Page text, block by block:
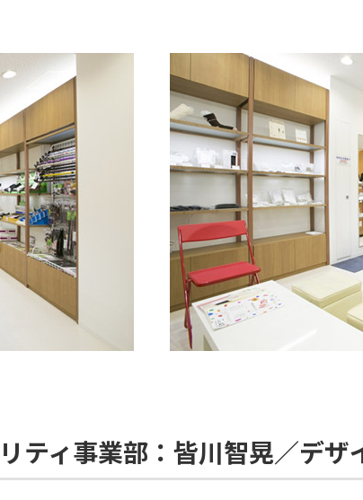
ティ事業部：皆川智晃／デザ